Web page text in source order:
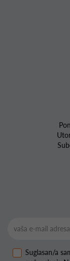
Suglasan/a